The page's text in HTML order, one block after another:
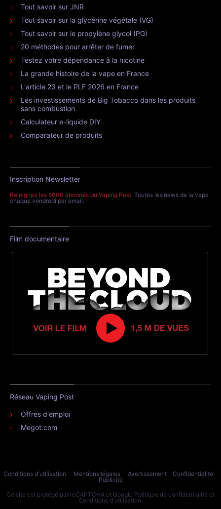
Tout savoir sur JNR
Tout savoir sur la glycérine végétale (VG)
Tout savoir sur le propylène glycol (PG)
20 méthodes pour arrêter de fumer
Testez votre dépendance à la nicotine
La grande histoire de la vape en France
L'article 23 et le PLF 2026 en France
Les investissements de Big Tobacco dans les produits
sans combustion
Calculateur e-liquide DIY
Comparateur de produits
Inscription Newsletter
Rejoignez les 8000 abonnés du Vaping Post. Toutes les news de la vape
chaque vendredi par email.
Film documentaire
Réseau Vaping Post
Offres d'emploi
Megot.com
Conditions d'utilisation Mentions légales Avertissement
Confidentialité
Publicité
Ce site est protégé par reCAPTCHA et Google Politique de confidentialité et
Conditions d'utilisation.